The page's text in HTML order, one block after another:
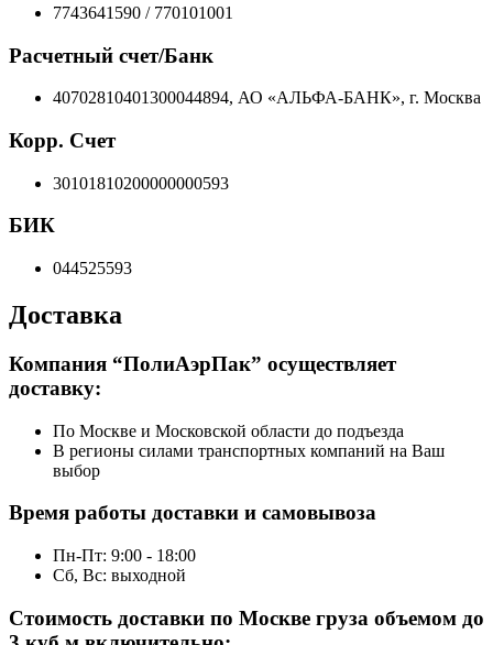
7743641590 / 770101001
Расчетный счет/Банк
40702810401300044894, АО «АЛЬФА-БАНК», г. Москва
Корр. Счет
30101810200000000593
БИК
044525593
Доставка
Компания “ПолиАэрПак” осуществляет
доставку:
По Москве и Московской области до подъезда
В регионы силами транспортных компаний на Ваш
выбор
Время работы доставки и самовывоза
Пн-Пт: 9:00 - 18:00
Сб, Вс: выходной
Стоимость доставки по Москве груза объемом до